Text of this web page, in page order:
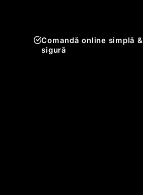
Comandă online simplă &
sigură